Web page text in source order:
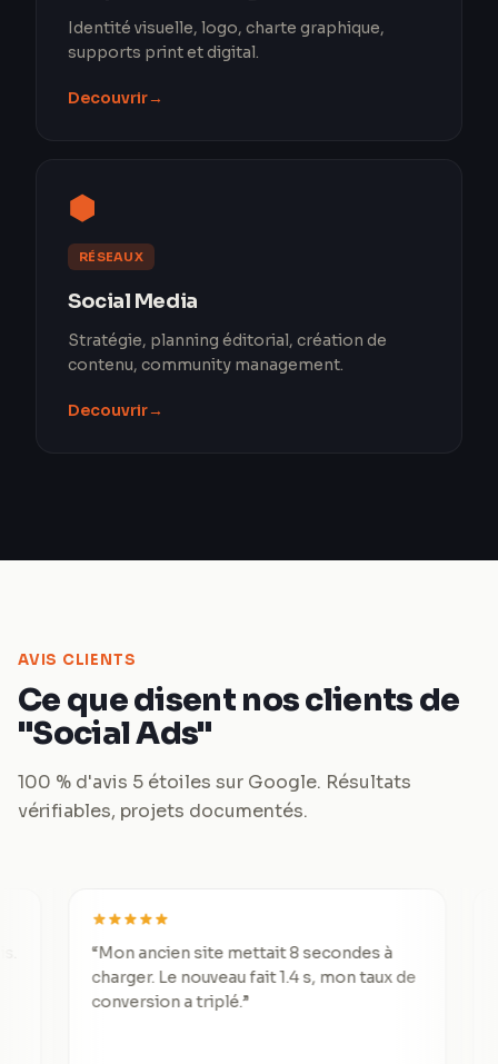
Identité visuelle, logo, charte graphique,
supports print et digital.
Decouvrir→
⬢
RÉSEAUX
Social Media
Stratégie, planning éditorial, création de
contenu, community management.
Decouvrir→
AVIS CLIENTS
Ce que disent nos clients de
"Social Ads"
100 % d'avis 5 étoiles sur Google. Résultats
vérifiables, projets documentés.
Mon ancien site mettait 8 secondes à
charger. Le nouveau fait 1.4 s, mon taux de
conversion a triplé.”